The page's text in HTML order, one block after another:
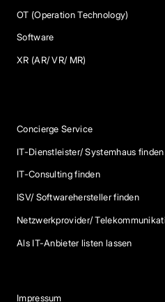
OT (Operation Technology)
Software
XR (AR/ VR/ MR)
Concierge Service
IT-Dienstleister/ Systemhaus finden
IT-Consulting finden
ISV/ Softwarehersteller finden
Netzwerkprovider/
Als IT-Anbieter listen lassen
Impressum